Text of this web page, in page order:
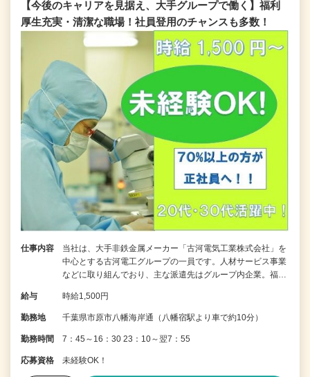
【今後のキャリアを見据え、大手グループで働く】福利
厚生充実・清潔な職場！社員登用のチャンスも多数！
仕事内容
当社は、大手非鉄金属メーカー「古河電気工業株式会社」を
中心とする古河電工グループの一員です。人材サービス事業
などに取り組んでおり、主な派遣先はグループ内企業。福…
給与 時給1,500円
勤務地 千葉県市原市八幡海岸通（八幡宿駅より車で約10分）
勤務時間 7：45～16：30 23：10～翌7：55
応募資格 未経験OK！